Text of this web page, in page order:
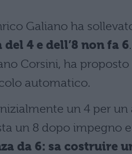
Galiano ha
4 e dell’8 non fa 6
Corsini, ha
automatico.
un 4 per
un 8 dopo impegno
da 6: sa costruire